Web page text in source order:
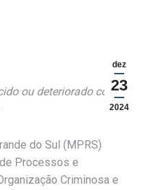
dez
23
2024
ou deteriorado com a
do Sul (MPRS)
Processos e
Criminosa e